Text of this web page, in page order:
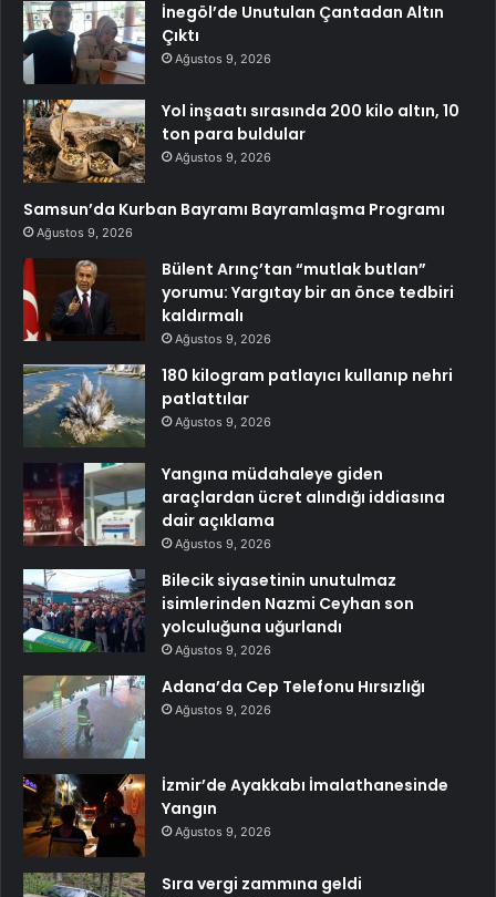
İnegöl’de Unutulan Çantadan Altın
Çıktı
Ağustos 9, 2026
Yol inşaatı sırasında 200 kilo altın, 10
ton para buldular
Ağustos 9, 2026
Samsun’da Kurban Bayramı Bayramlaşma Programı
Ağustos 9, 2026
Bülent Arınç’tan “mutlak butlan”
yorumu: Yargıtay bir an önce tedbiri
kaldırmalı
Ağustos 9, 2026
180 kilogram patlayıcı kullanıp nehri
patlattılar
Ağustos 9, 2026
Yangına müdahaleye giden
araçlardan ücret alındığı iddiasına
dair açıklama
Ağustos 9, 2026
Bilecik siyasetinin unutulmaz
isimlerinden Nazmi Ceyhan son
yolculuğuna uğurlandı
Ağustos 9, 2026
Adana’da Cep Telefonu Hırsızlığı
Ağustos 9, 2026
İzmir’de Ayakkabı İmalathanesinde
Yangın
Ağustos 9, 2026
Sıra vergi zammına geldi